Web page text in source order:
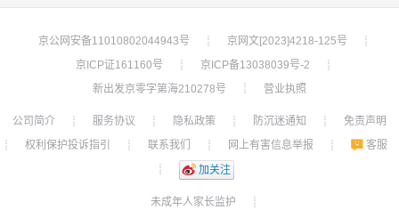
京公网安备11010802044943号 ┊ 京网文[2023]4218-125号
┊
京ICP证161160号
┊ 京ICP备13038039号-2
┊
新出发京零字第海210278号
┊ 营业执照
公司简介 ┊ 服务协议 ┊ 隐私政策 ┊ 防沉迷通知 ┊
免责声明
┊
权利保护投诉指引 ┊ 联系我们 ┊ 网上有害信息举报 ┊
客服
┊
加关注
未成年人家长监护
┊